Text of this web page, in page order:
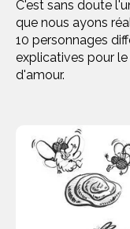
C'est sans doute
que nous ayons
10 personnages
explicatives pour
d'amour.